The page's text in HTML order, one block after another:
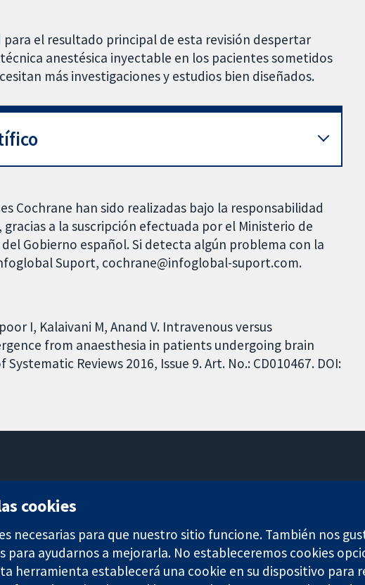
el resultado principal de esta revisión despertar
anestésica inyectable en los pacientes sometidos
más investigaciones y estudios bien diseñados.
Cochrane han sido realizadas bajo la responsabilidad
a la suscripción efectuada por el Ministerio de
Gobierno español. Si detecta algún problema con la
Suport, cochrane@infoglobal-suport.com.
I, Kalaivani M, Anand V. Intravenous versus
from anaesthesia in patients undergoing brain
Reviews 2016, Issue 9. Art. No.: CD010467. DOI:
Londres
Reino Unido
cookies
necesarias para que nuestro sitio funcione. También nos
para ayudarnos a mejorarla. No estableceremos cookies
herramienta establecerá una cookie en su dispositivo para